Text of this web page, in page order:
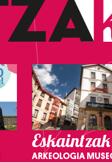
Eskaintzak
ARKEOLOGIA